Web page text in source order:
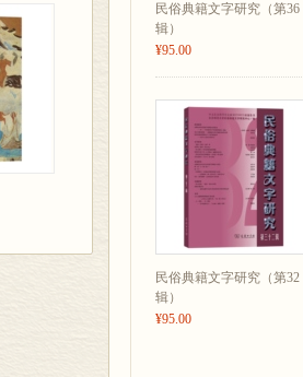
民俗典籍文字研究（第36
辑）
¥95.00
民俗典籍文字研究（第32
辑）
¥95.00